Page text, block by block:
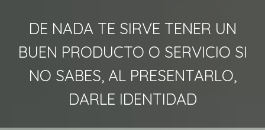
DE NADA TE SIRVE TENER UN
BUEN PRODUCTO O SERVICIO SI
NO SABES, AL PRESENTARLO,
DARLE IDENTIDAD